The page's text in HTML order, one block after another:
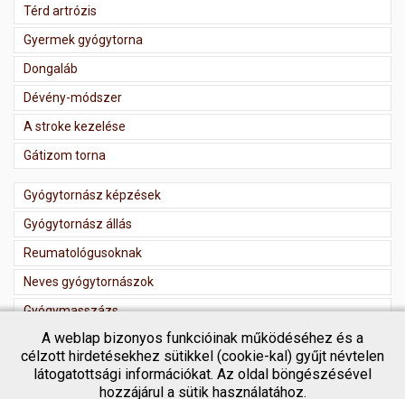
Térd artrózis
Gyermek gyógytorna
Dongaláb
Dévény-módszer
A stroke kezelése
Gátizom torna
Gyógytornász képzések
Gyógytornász állás
Reumatológusoknak
Neves gyógytornászok
Gyógymasszázs
Masszőr regisztráció
A weblap bizonyos funkcióinak működéséhez és a
célzott hirdetésekhez sütikkel (cookie-kal) gyűjt névtelen
látogatottsági információkat. Az oldal böngészésével
hozzájárul a sütik használatához.